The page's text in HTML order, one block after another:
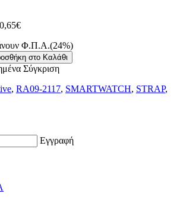
Φ.Π.Α.(24%)
στο Καλάθι
Σύγκριση
, RA09-2117, SMARTWATCH, STRAP,
Εγγραφή